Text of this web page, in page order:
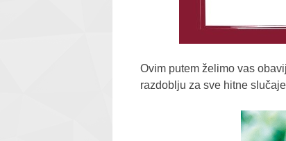
Ovim putem želimo vas
razdoblju za sve hitne